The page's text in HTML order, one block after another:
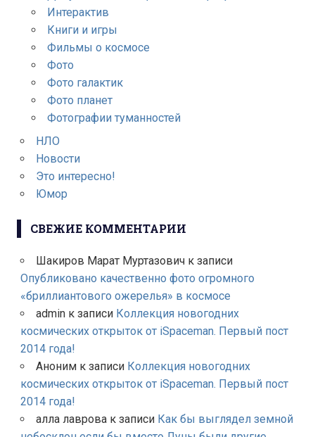
Интерактив
Книги и игры
Фильмы о космосе
Фото
Фото галактик
Фото планет
Фотографии туманностей
НЛО
Новости
Это интересно!
Юмор
СВЕЖИЕ КОММЕНТАРИИ
Шакиров Марат Муртазовичк записи
Опубликовано качественно фото огромного
«бриллиантового ожерелья» в космосе
adminк записи Коллекция новогодних
космических открыток от iSpaceman. Первый пост
2014 года!
Анонимк записи Коллекция новогодних
космических открыток от iSpaceman. Первый пост
2014 года!
алла лавровак записи Как бы выглядел земной